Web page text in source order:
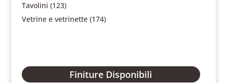
Tavolini (123)
Vetrine e vetrinette (174)
Finiture Disponibili